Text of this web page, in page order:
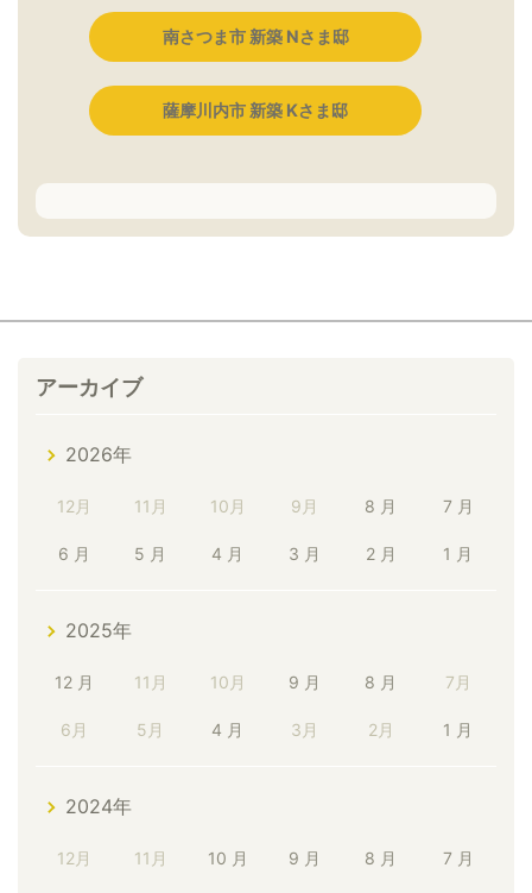
南さつま市 新築 Nさま邸
薩摩川内市 新築 Kさま邸
アーカイブ
2026年
12月 11月 10月 9月 8 月 7 月
6 月 5 月 4 月 3 月 2 月 1 月
2025年
12 月 11月 10月 9 月 8 月 7月
6月 5月 4 月 3月 2月 1 月
2024年
12月 11月 10 月 9 月 8 月 7 月